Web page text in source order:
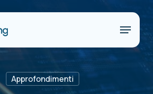
Menu
Approfondimenti